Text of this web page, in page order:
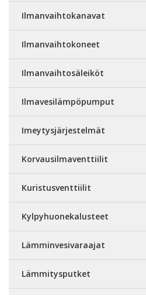
Ilmanvaihtokanavat
Ilmanvaihtokoneet
Ilmanvaihtosäleiköt
Ilmavesilämpöpumput
Imeytysjärjestelmät
Korvausilmaventtiilit
Kuristusventtiilit
Kylpyhuonekalusteet
Lämminvesivaraajat
Lämmitysputket